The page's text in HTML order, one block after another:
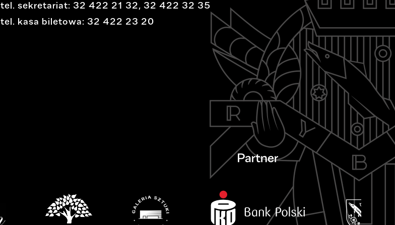
e
a
y
tel. sekretariat: 32 422 21 32, 32 422 32 35
tel. kasa biletowa: 32 422 23 20